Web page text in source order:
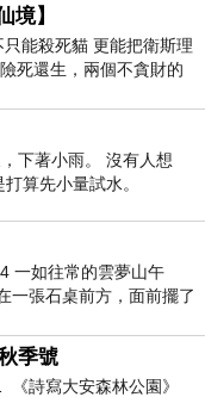
樣了。但不知道
續影響著我們，
兩個星期。胡士
如世人的期待，
反倒是把胡士托
的《胡士托風
的人們，我願
啟示意義的。
愛、自由與和
境】
能殺死貓 更能把衛斯理
死還生，兩個不貪財的
情還
下著小雨。 沒有人想
算先小量試水。
一如往常的雲夢山午
一張石桌前方，面前擺了
一壺茶與兩只冒
季號
《詩寫大安森林公園》